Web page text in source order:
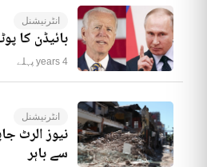
انٹرنیشنل
بائیڈن کا
4 years پہلے
انٹرنیشنل
سے باہر